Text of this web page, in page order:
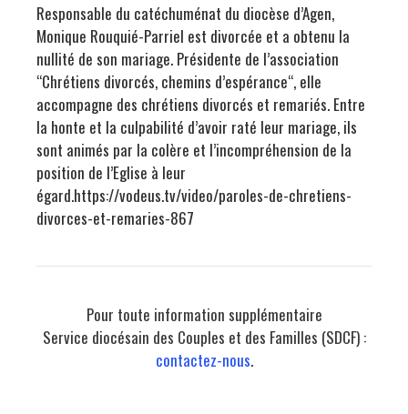
Responsable du catéchuménat du diocèse d’Agen,
Monique Rouquié-Parriel est divorcée et a obtenu la
nullité de son mariage. Présidente de l’association
“Chrétiens divorcés, chemins d’espérance“, elle
accompagne des chrétiens divorcés et remariés. Entre
la honte et la culpabilité d’avoir raté leur mariage, ils
sont animés par la colère et l’incompréhension de la
position de l’Eglise à leur
égard.https://vodeus.tv/video/paroles-de-chretiens-
divorces-et-remaries-867
Pour toute information supplémentaire
Service diocésain des Couples et des Familles (SDCF) :
contactez-nous.